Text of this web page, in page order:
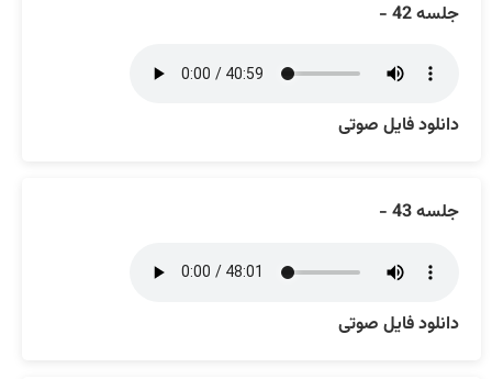
جلسه 42 -
دانلود فایل صوتی
جلسه 43 -
دانلود فایل صوتی